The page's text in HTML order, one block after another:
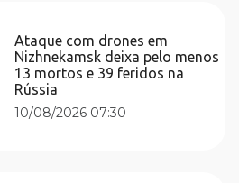
Ataque com drones em
Nizhnekamsk deixa pelo menos
13 mortos e 39 feridos na
Rússia
10/08/2026 07:30